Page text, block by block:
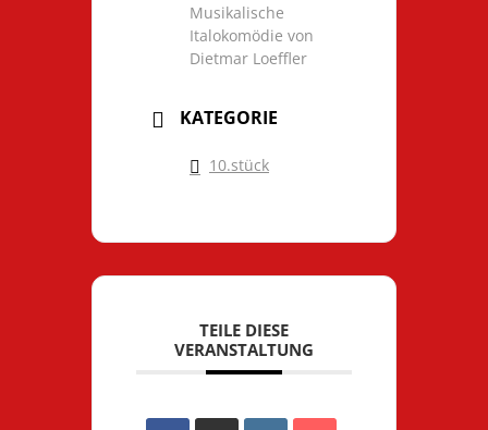
Musikalische
Italokomödie von
Dietmar Loeffler
KATEGORIE
10.stück
TEILE DIESE
VERANSTALTUNG